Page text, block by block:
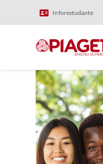
Inforestudante